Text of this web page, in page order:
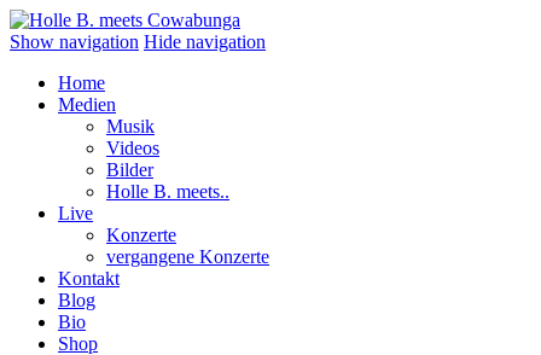
Show navigation Hide navigation
Home
Medien
Musik
Videos
Bilder
Holle B. meets..
Live
Konzerte
vergangene Konzerte
Kontakt
Blog
Bio
Shop